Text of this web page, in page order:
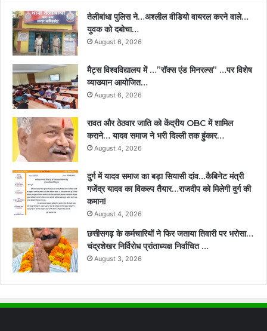
तेलीबांधा पुलिस ने…अश्लील वीडियो वायरल करने वाले…
युवक को दबोचा…
August 6, 2026
मैट्स विश्वविद्यालय में …”रॉक्स एंड मिनरल्स” …पर विशेष
व्याख्यान आयोजित…
August 6, 2026
रावत और ठेठवार जाति को केंद्रीय OBC में शामिल
कराने… यादव समाज ने भरी दिल्ली तक हुंकार…
August 4, 2026
दुर्ग में यादव समाज का बड़ा सियासी दांव…कैबिनेट मंत्री
गजेंद्र यादव का विकल्प तैयार…राजदीप को मिलेगी दुर्ग की
कमान!
August 4, 2026
छत्तीसगढ़ के कर्मचारियों ने फिर जताया तिवारी पर भरोसा…
चंद्रशेखर निर्विरोध प्रांताध्यक्ष निर्वाचित …
August 3, 2026